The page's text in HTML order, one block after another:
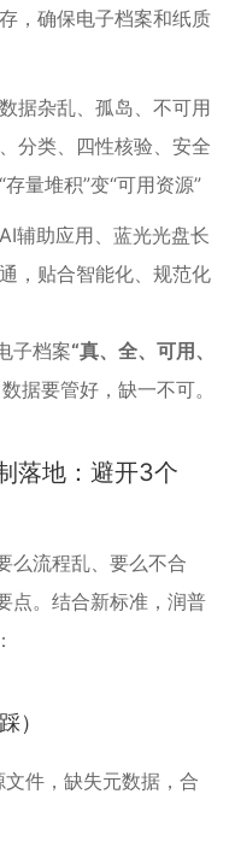
，确保电子档案和纸质
据杂乱、孤岛、不可用
分类、四性核验、安全
量堆积”变“可用资源”
辅助应用、蓝光光盘长
，贴合智能化、规范化
子档案“真、全、可用、
据要管好，缺一不可。
落地：避开3个
么流程乱、要么不合
点。结合新标准，润普
）
件，缺失元数据，合